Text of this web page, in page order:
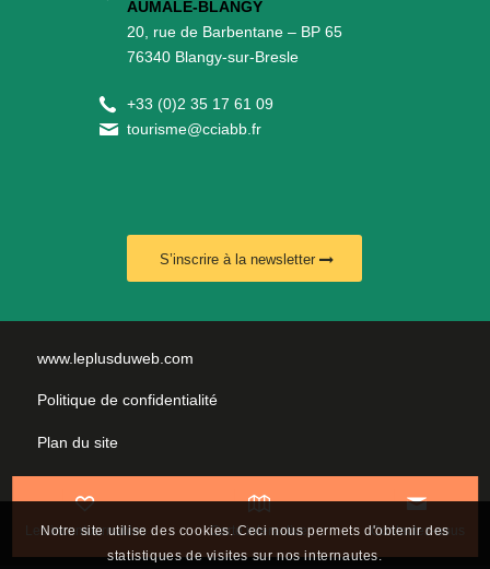
Les incontournables Carte interactive Contactez-nous
AUMALE-BLANGY
20, rue de Barbentane – BP 65
76340 Blangy-sur-Bresle
+33 (0)2 35 17 61 09
tourisme@cciabb.fr
S’inscrire à la newsletter
www.leplusduweb.com
Politique de confidentialité
Plan du site
Nous contacter
Notre site utilise des cookies. Ceci nous permets d'obtenir des
statistiques de visites sur nos internautes.